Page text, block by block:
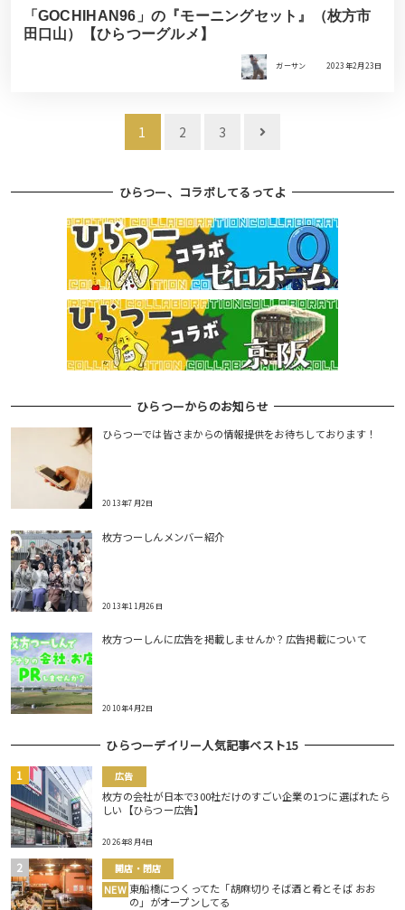
「GOCHIHAN96」の『モーニングセット』（枚方市
田口山）【ひらつーグルメ】
ガーサン 2023年2月23日
ビ
1 2 3
ひらつー、コラボしてるってよ
ひらつーからのお知らせ
ひらつーでは皆さまからの情報提供をお待ちしております！
2013年7月2日
枚方つーしんメンバー紹介
2013年11月26日
枚方つーしんに広告を掲載しませんか？広告掲載について
2010年4月2日
ひらつーデイリー人気記事ベスト15
広告
枚方の会社が日本で300社だけのすごい企業の1つに選ばれたら
しい【ひらつー広告】
2026年8月4日
開店・閉店
NEW 東船橋につくってた「胡麻切りそば酒と肴とそば おお
の」がオープンしてる